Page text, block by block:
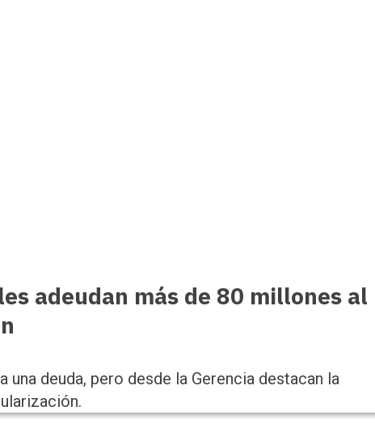
adeudan más de 80 millones al
una deuda, pero desde la Gerencia destacan la